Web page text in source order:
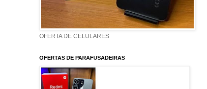
OFERTA DE CELULARES
OFERTAS DE PARAFUSADEIRAS